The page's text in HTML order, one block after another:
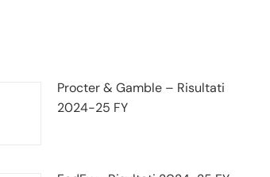
Procter & Gamble – Risultati
2024-25 FY